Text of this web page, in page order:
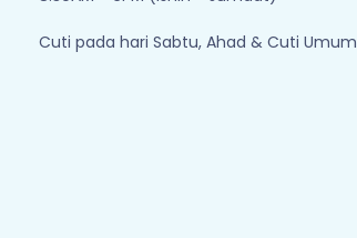
Cuti pada hari Sabtu, Ahad & Cuti Umum